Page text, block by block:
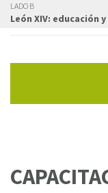
LADO B
León XIV: educación